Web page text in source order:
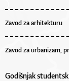
Zavod za arhitekturu
Zavod za urbanizam,
Godišnjak